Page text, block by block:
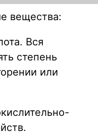
вещества:
Вся
степень
или